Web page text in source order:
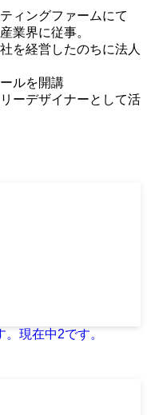
ィングファームにて
業界に従事。
を経営したのちに法人
ルを開講
ーデザイナーとして活
。現在中2です。